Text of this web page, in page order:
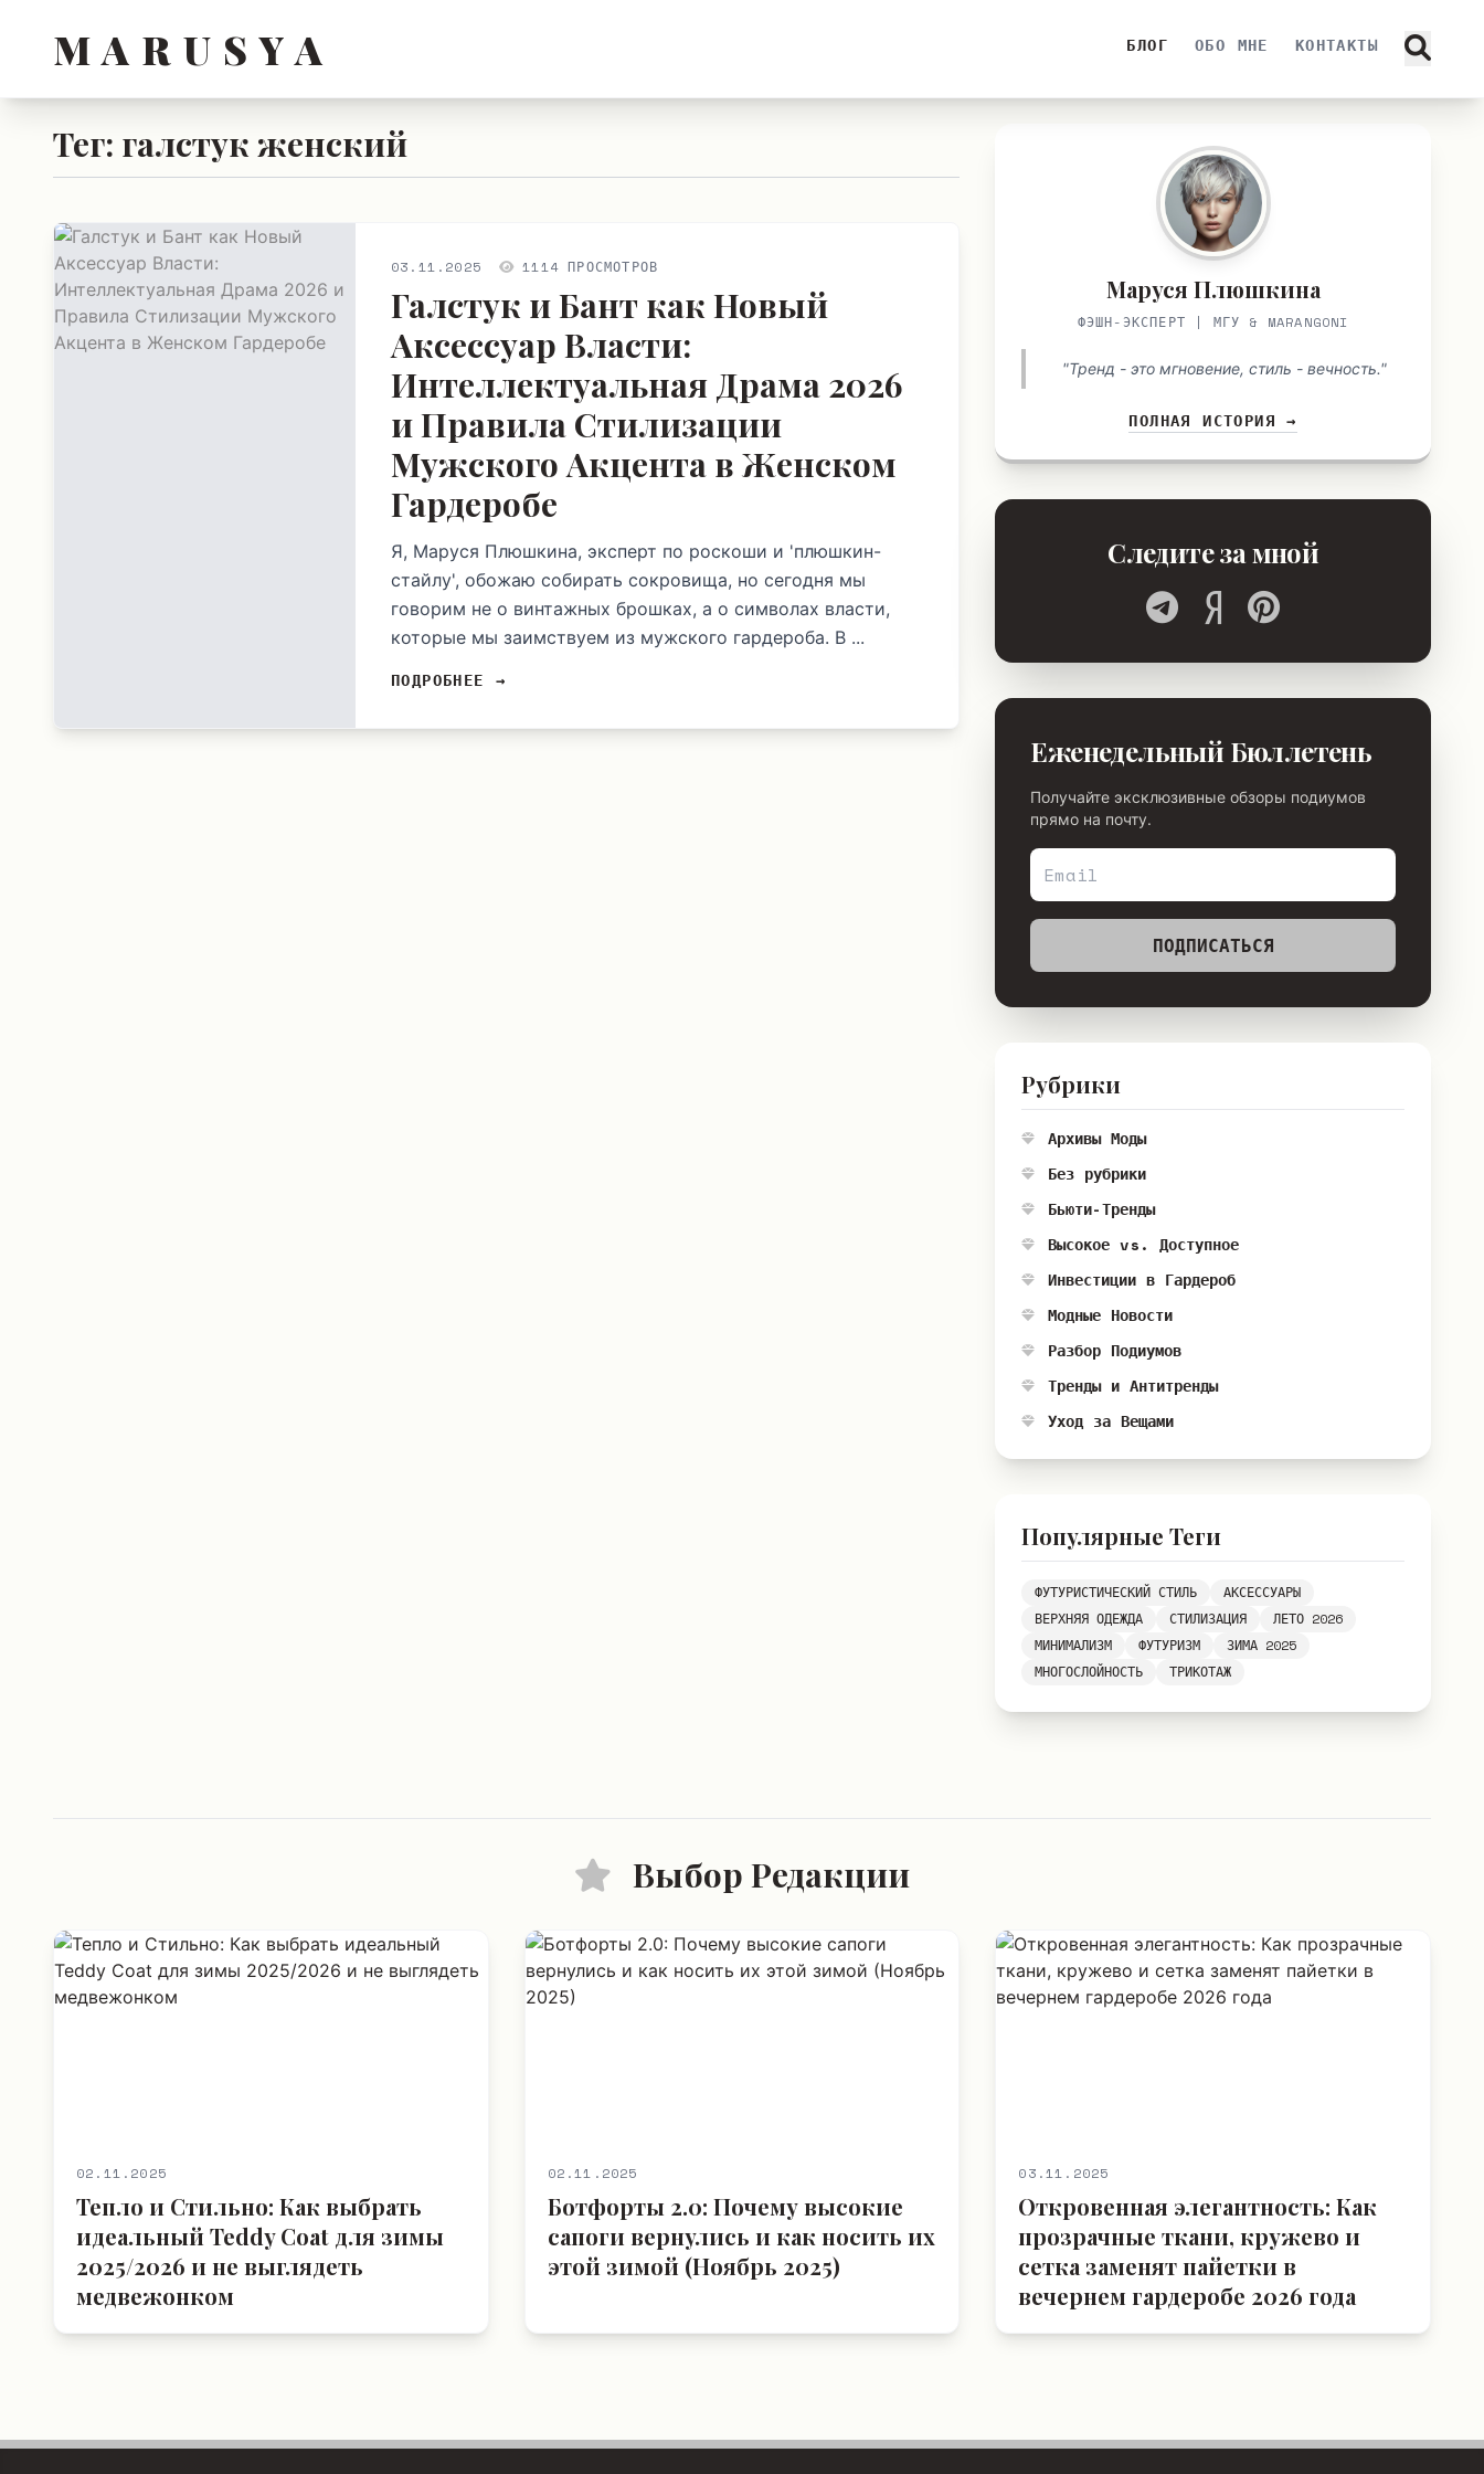
M A R U S Y A БЛОГ ОБО МНЕ КОНТАКТЫ
Тег: галстук женский
03.11.2025 1114 ПРОСМОТРОВ
Галстук и Бант как Новый
Аксессуар Власти:
Интеллектуальная Драма 2026
и Правила Стилизации
Мужского Акцента в Женском
Гардеробе
Я, Маруся Плюшкина, эксперт по роскоши и 'плюшкин-
стайлу', обожаю собирать сокровища, но сегодня мы
говорим не о винтажных брошках, а о символах власти,
которые мы заимствуем из мужского гардероба. В ...
ПОДРОБНЕЕ →
Маруся Плюшкина
ФЭШН-ЭКСПЕРТ | МГУ & MARANGONI
"Тренд - это мгновение, стиль - вечность."
ПОЛНАЯ ИСТОРИЯ →
Следите за мной
Еженедельный Бюллетень
Получайте эксклюзивные обзоры подиумов
прямо на почту.
ПОДПИСАТЬСЯ
Рубрики
Архивы Моды
Без рубрики
Бьюти-Тренды
Высокое vs. Доступное
Инвестиции в Гардероб
Модные Новости
Разбор Подиумов
Тренды и Антитренды
Уход за Вещами
Популярные Теги
ФУТУРИСТИЧЕСКИЙ СТИЛЬ
АКСЕССУАРЫ
ВЕРХНЯЯ ОДЕЖДА
СТИЛИЗАЦИЯ
ЛЕТО 2026
МИНИМАЛИЗМ
ФУТУРИЗМ
ЗИМА 2025
МНОГОСЛОЙНОСТЬ
ТРИКОТАЖ
Выбор Редакции
02.11.2025
Тепло и Стильно: Как выбрать
идеальный Teddy Coat для зимы
2025/2026 и не выглядеть
медвежонком
02.11.2025
Ботфорты 2.0: Почему высокие
сапоги вернулись и как носить их
этой зимой (Ноябрь 2025)
03.11.2025
Откровенная элегантность: Как
прозрачные ткани, кружево и
сетка заменят пайетки в
вечернем гардеробе 2026 года